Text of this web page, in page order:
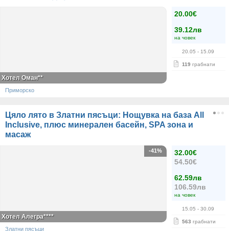
20.00€
39.12лв
на човек
20.05 - 15.09
119 грабнати
Хотел Оман**
Приморско
Цяло лято в Златни пясъци: Нощувка на база All
Inclusive, плюс минерален басейн, SPA зона и
масаж
32.00€
54.50€
62.59лв
106.59лв
на човек
15.05 - 30.09
563 грабнати
-41%
Хотел Алегра****
Златни пясъци